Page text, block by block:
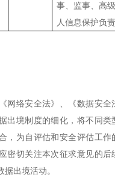
事、监事、高
人信息保护负责
网络安全法》、《数据安全
出境制度的细化，将不同类
，为自评估和安全评估工作
密切关注本次征求意见的后
出境活动。